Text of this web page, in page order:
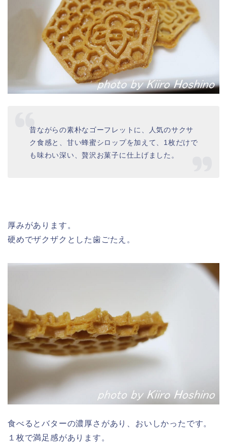
昔ながらの素朴なゴーフレットに、人気のサクサ
ク食感と、甘い蜂蜜シロップを加えて、1枚だけで
も味わい深い、贅沢お菓子に仕上げました。
厚みがあります。
硬めでザクザクとした歯ごたえ。
食べるとバターの濃厚さがあり、おいしかったです。
１枚で満足感があります。